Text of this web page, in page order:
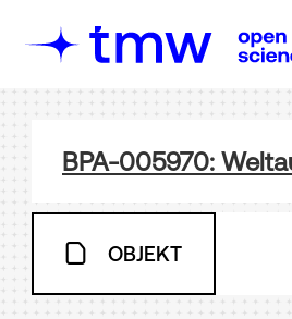
BPA-005970:
OBJEKT